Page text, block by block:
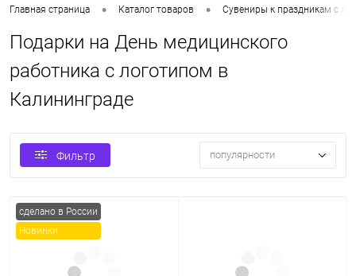
Главная страница • Каталог товаров • Сувениры к праздникам с
Подарки на День медицинского
работника с логотипом в
Калининграде
Фильтр популярности
сделано в России
Новинки